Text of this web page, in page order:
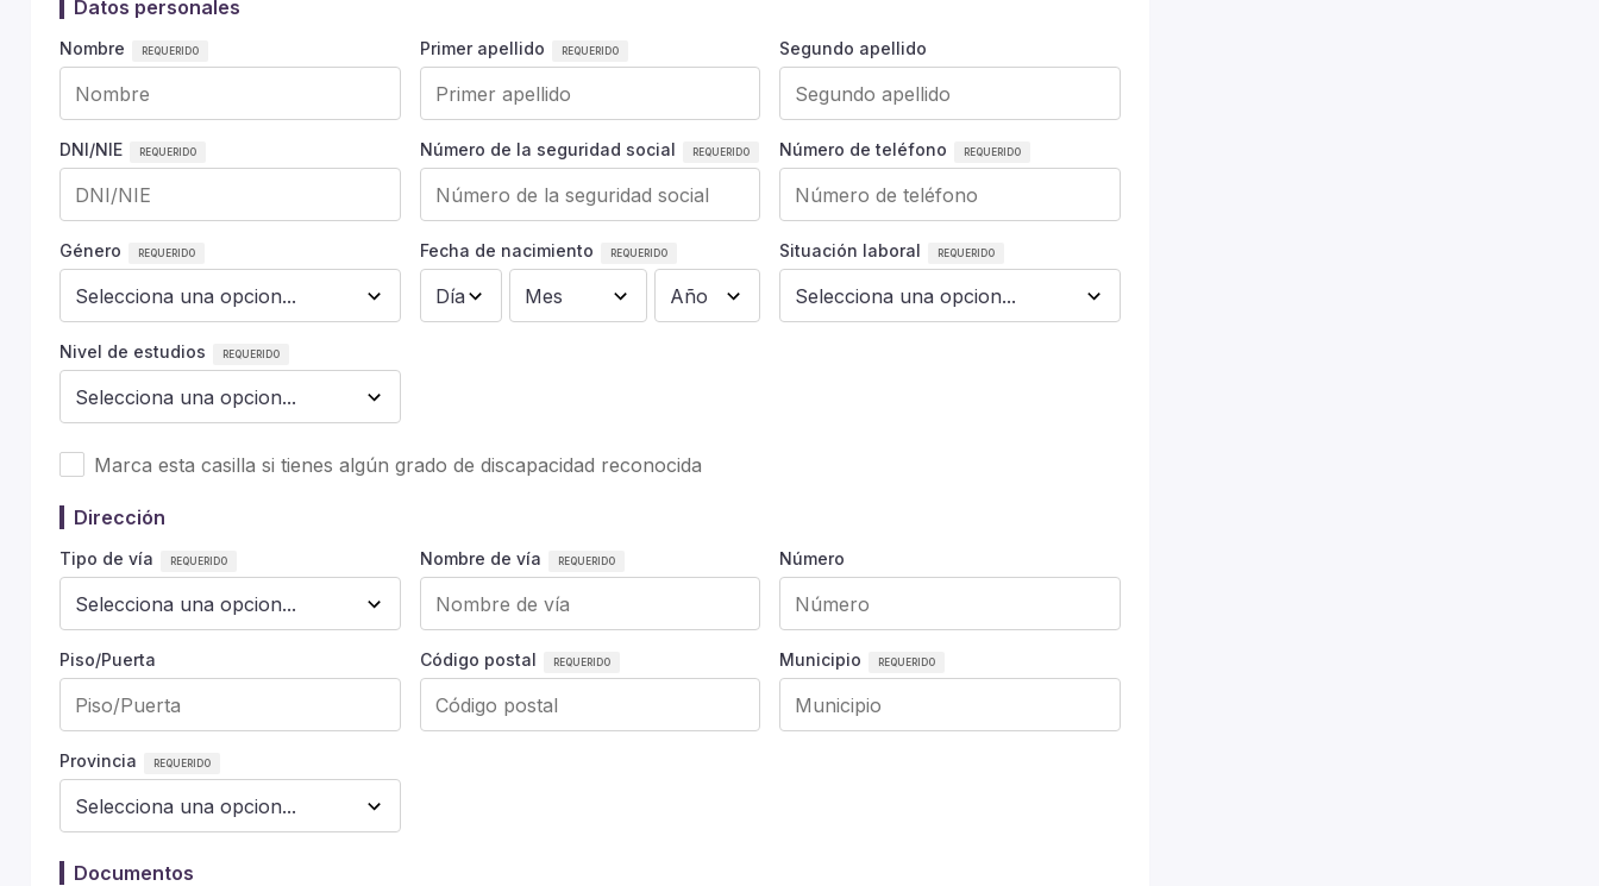
Datos personales
Nombre Primer apellido Segundo apellido
DNI/NIE Número de la seguridad social Número de teléfono
Género Fecha de nacimiento Situación laboral
Nivel de estudios
Marca esta casilla si tienes algún grado de discapacidad reconocida
Dirección
Tipo de vía Nombre de vía Número
Piso/Puerta Código postal Municipio
Provincia
Documentos